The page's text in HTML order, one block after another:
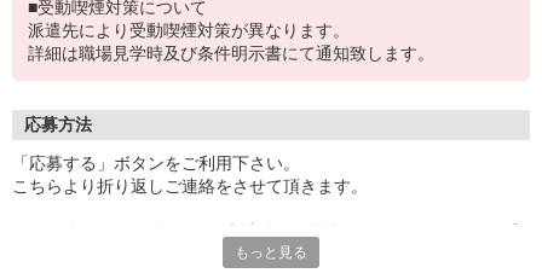
■受動喫煙対策について
派遣先により受動喫煙対策が異なります。
詳細は職場見学時及び条件明示書にて通知致します。
応募方法
「応募する」ボタンをご利用下さい。
こちらより折り返しご連絡をさせて頂きます。
もっと見る